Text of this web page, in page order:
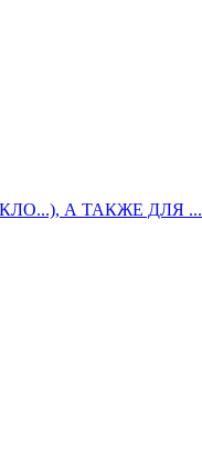
А ТАКЖЕ ДЛЯ ...